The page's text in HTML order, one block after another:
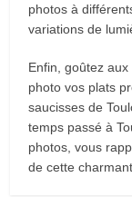
photos à
variations de
Enfin, goûtez
photo vos plats
saucisses de
temps passé à
photos, vous
de cette